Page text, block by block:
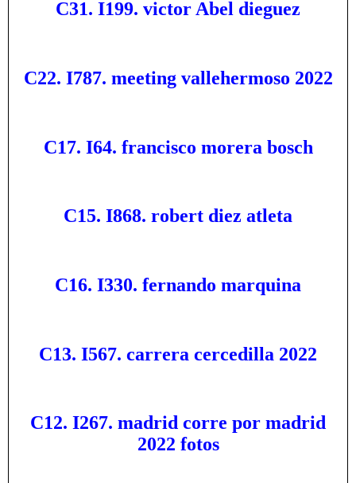
C31. I199. victor Abel dieguez
C22. I787. meeting vallehermoso 2022
C17. I64. francisco morera bosch
C15. I868. robert diez atleta
C16. I330. fernando marquina
C13. I567. carrera cercedilla 2022
C12. I267. madrid corre por madrid
2022 fotos